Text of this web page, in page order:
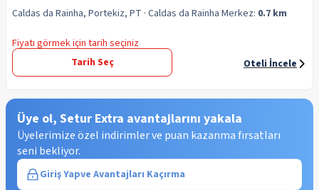
Caldas da Rainha, Portekiz, PT · Caldas da Rainha Merkez: 0.7 km
Fiyatı görmek için tarih seçiniz
Tarih Seç
Oteli İncele
Üye ol, Setur Extra avantajlarını yakala
Üyelerimize özel indirimler ve puan kazanma fırsatları
seni bekliyor.
Giriş Yapve Avantajları Kaçırma